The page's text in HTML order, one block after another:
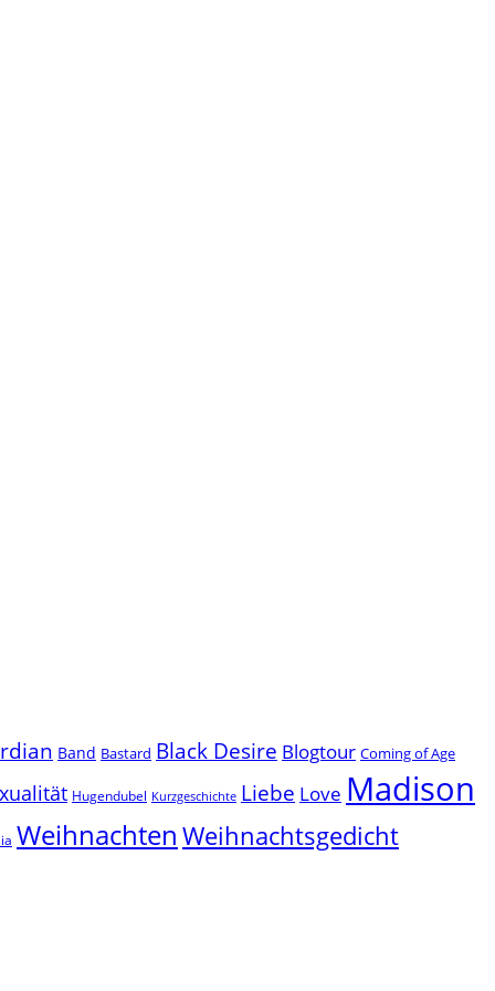
Band Bastard Black Desire Blogtour Coming of Age
Hugendubel Kurzgeschichte Liebe Love Madison
WeihnachtenWeihnachtsgedicht